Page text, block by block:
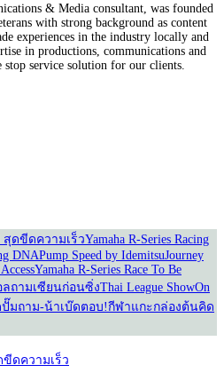
& Media consultant, was founded
with strong background as content
experiences in the industry locally and
in productions, communications and
service solution for our clients.
สุดขีดความเร็วYamaha R-Series Racing
DNAPump Speed by IdemitsuJourney
Yamaha R-Series Race To Be
ลถามเซียนก่อนซิ่งThai League ShowOn
ปั๊มถาม-น้าเบ๊ดตอบ!กีฬาแกะกล่องต้นคิด
ขีดความเร็ว